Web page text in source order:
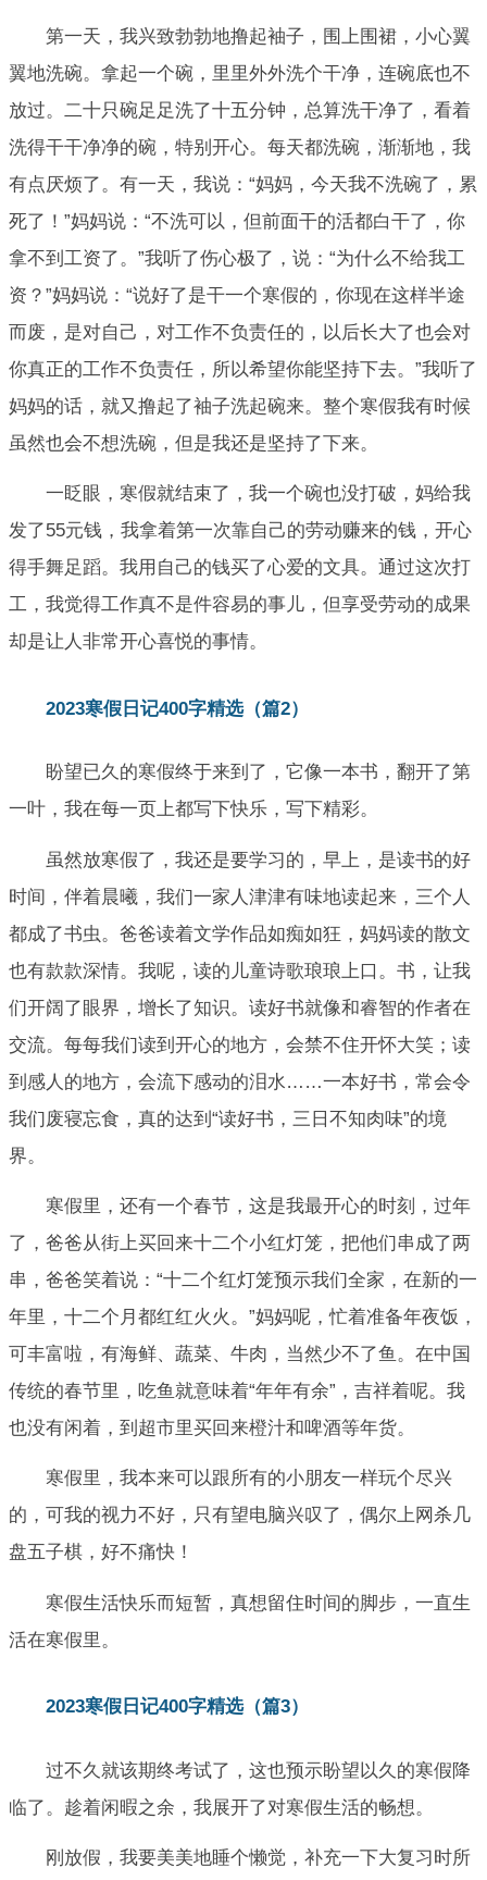
第一天，我兴致勃勃地撸起袖子，围上围裙，小心翼
翼地洗碗。拿起一个碗，里里外外洗个干净，连碗底也不
放过。二十只碗足足洗了十五分钟，总算洗干净了，看着
洗得干干净净的碗，特别开心。每天都洗碗，渐渐地，我
有点厌烦了。有一天，我说：“妈妈，今天我不洗碗了，累
死了！”妈妈说：“不洗可以，但前面干的活都白干了，你
拿不到工资了。”我听了伤心极了，说：“为什么不给我工
资？”妈妈说：“说好了是干一个寒假的，你现在这样半途
而废，是对自己，对工作不负责任的，以后长大了也会对
你真正的工作不负责任，所以希望你能坚持下去。”我听了
妈妈的话，就又撸起了袖子洗起碗来。整个寒假我有时候
虽然也会不想洗碗，但是我还是坚持了下来。
一眨眼，寒假就结束了，我一个碗也没打破，妈给我
发了55元钱，我拿着第一次靠自己的劳动赚来的钱，开心
得手舞足蹈。我用自己的钱买了心爱的文具。通过这次打
工，我觉得工作真不是件容易的事儿，但享受劳动的成果
却是让人非常开心喜悦的事情。
2023寒假日记400字精选（篇2）
盼望已久的寒假终于来到了，它像一本书，翻开了第
一叶，我在每一页上都写下快乐，写下精彩。
虽然放寒假了，我还是要学习的，早上，是读书的好
时间，伴着晨曦，我们一家人津津有味地读起来，三个人
都成了书虫。爸爸读着文学作品如痴如狂，妈妈读的散文
也有款款深情。我呢，读的儿童诗歌琅琅上口。书，让我
们开阔了眼界，增长了知识。读好书就像和睿智的作者在
交流。每每我们读到开心的地方，会禁不住开怀大笑；读
到感人的地方，会流下感动的泪水……一本好书，常会令
我们废寝忘食，真的达到“读好书，三日不知肉味”的境
界。
寒假里，还有一个春节，这是我最开心的时刻，过年
了，爸爸从街上买回来十二个小红灯笼，把他们串成了两
串，爸爸笑着说：“十二个红灯笼预示我们全家，在新的一
年里，十二个月都红红火火。”妈妈呢，忙着准备年夜饭，
可丰富啦，有海鲜、蔬菜、牛肉，当然少不了鱼。在中国
传统的春节里，吃鱼就意味着“年年有余”，吉祥着呢。我
也没有闲着，到超市里买回来橙汁和啤酒等年货。
寒假里，我本来可以跟所有的小朋友一样玩个尽兴
的，可我的视力不好，只有望电脑兴叹了，偶尔上网杀几
盘五子棋，好不痛快！
寒假生活快乐而短暂，真想留住时间的脚步，一直生
活在寒假里。
2023寒假日记400字精选（篇3）
过不久就该期终考试了，这也预示盼望以久的寒假降
临了。趁着闲暇之余，我展开了对寒假生活的畅想。
刚放假，我要美美地睡个懒觉，补充一下大复习时所